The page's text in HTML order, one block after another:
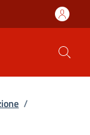
/